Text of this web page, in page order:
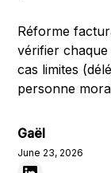
Réforme
vérifier chaque
cas limites
personne
Gaël
June 23, 2026